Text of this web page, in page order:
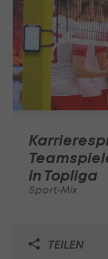
in Topliga
Sport-Mix
TEILEN